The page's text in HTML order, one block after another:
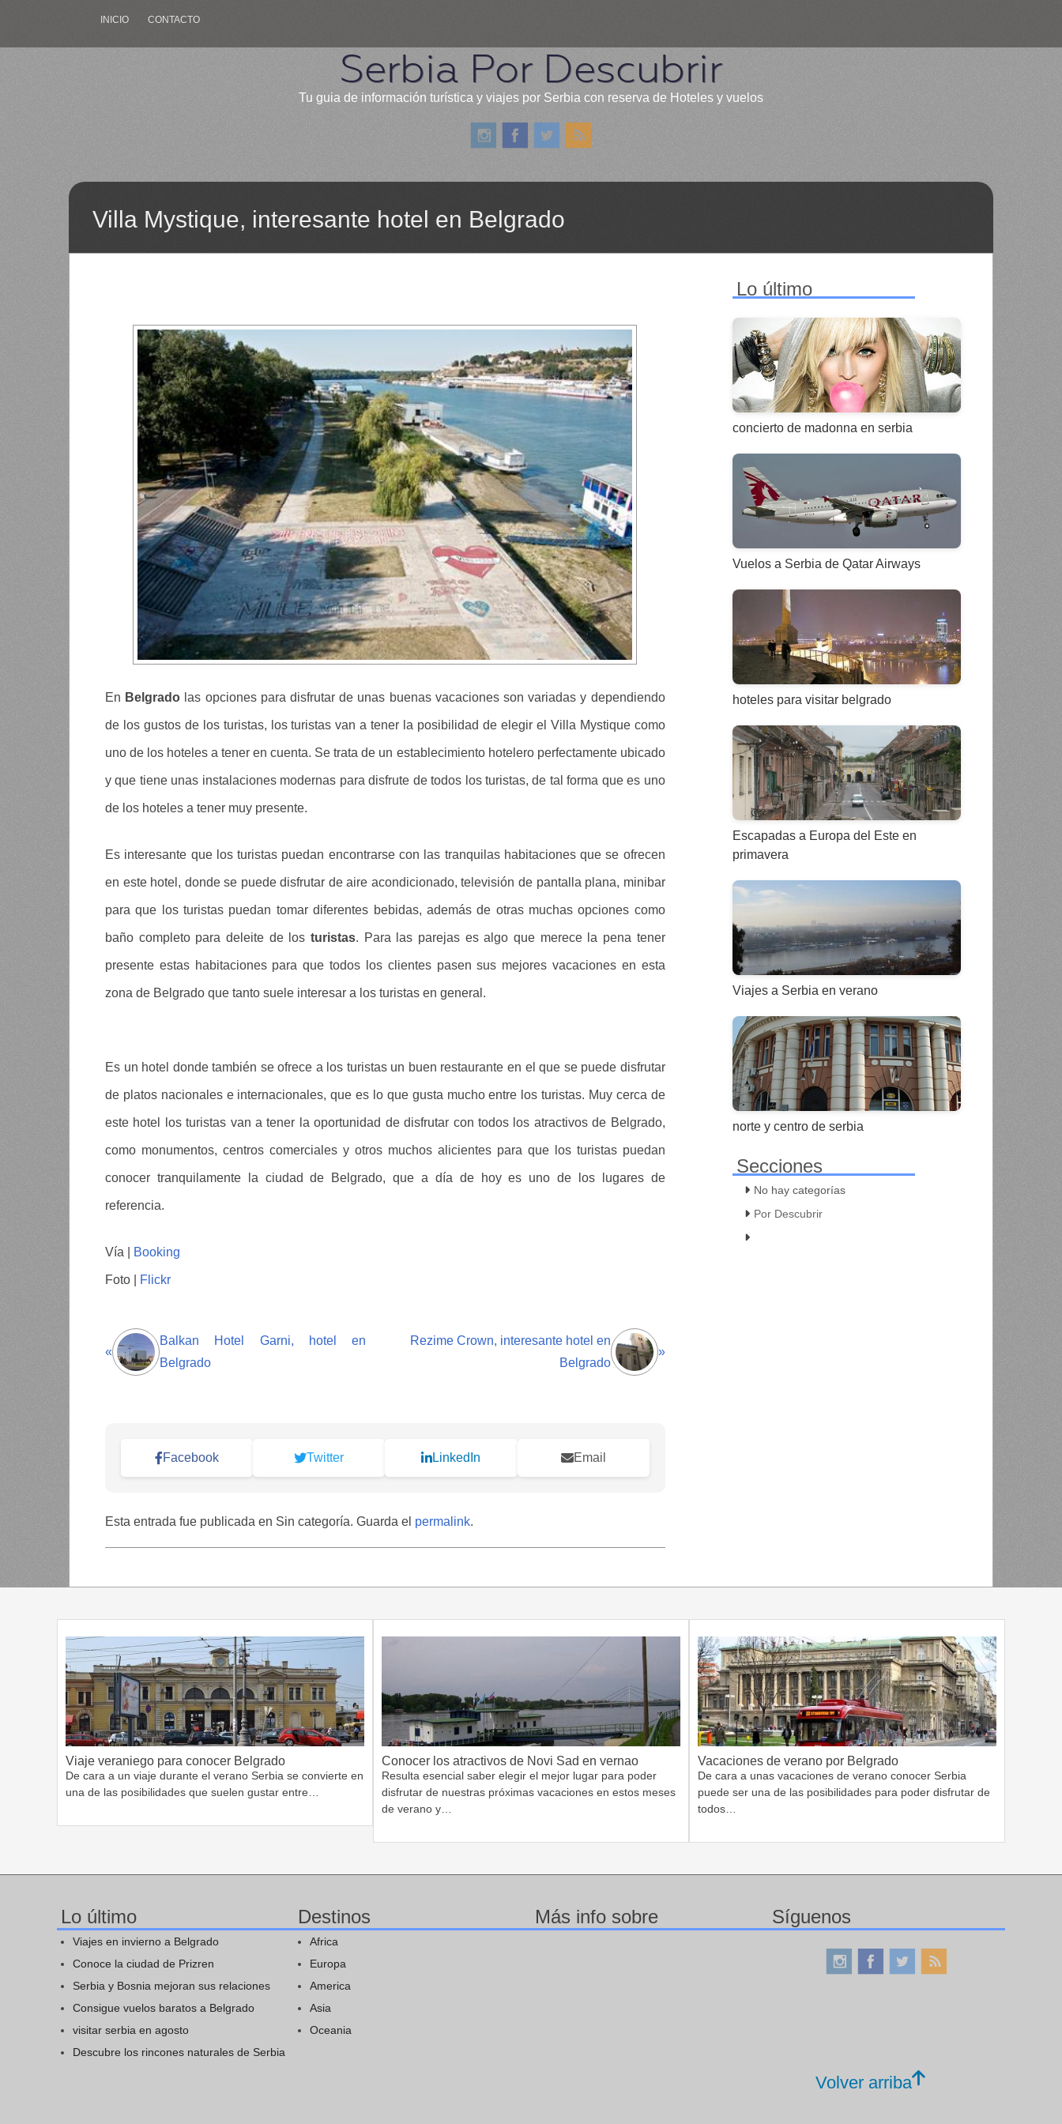
INICIO CONTACTO
Serbia Por Descubrir
Tu guia de información turística y viajes por Serbia con reserva de Hoteles y vuelos
Villa Mystique, interesante hotel en Belgrado
En Belgrado las opciones para disfrutar de unas buenas vacaciones son variadas y dependiendo
de los gustos de los turistas, los turistas van a tener la posibilidad de elegir el Villa Mystique como
uno de los hoteles a tener en cuenta. Se trata de un establecimiento hotelero perfectamente ubicado
y que tiene unas instalaciones modernas para disfrute de todos los turistas, de tal forma que es uno
de los hoteles a tener muy presente.
Es interesante que los turistas puedan encontrarse con las tranquilas habitaciones que se ofrecen
en este hotel, donde se puede disfrutar de aire acondicionado, televisión de pantalla plana, minibar
para que los turistas puedan tomar diferentes bebidas, además de otras muchas opciones como
baño completo para deleite de los turistas. Para las parejas es algo que merece la pena tener
presente estas habitaciones para que todos los clientes pasen sus mejores vacaciones en esta
zona de Belgrado que tanto suele interesar a los turistas en general.
Es un hotel donde también se ofrece a los turistas un buen restaurante en el que se puede disfrutar
de platos nacionales e internacionales, que es lo que gusta mucho entre los turistas. Muy cerca de
este hotel los turistas van a tener la oportunidad de disfrutar con todos los atractivos de Belgrado,
como monumentos, centros comerciales y otros muchos alicientes para que los turistas puedan
conocer tranquilamente la ciudad de Belgrado, que a día de hoy es uno de los lugares de
referencia.
Vía | Booking
Foto | Flickr
«
Balkan Hotel Garni, hotel en
Belgrado
Rezime Crown, interesante hotel en
Belgrado
»
Facebook Twitter LinkedIn Email
Esta entrada fue publicada en Sin categoría. Guarda el permalink.
Lo último
concierto de madonna en serbia
Vuelos a Serbia de Qatar Airways
hoteles para visitar belgrado
Escapadas a Europa del Este en
primavera
Viajes a Serbia en verano
norte y centro de serbia
Secciones
No hay categorías
Por Descubrir
Viaje veraniego para conocer Belgrado
De cara a un viaje durante el verano Serbia se convierte en
una de las posibilidades que suelen gustar entre…
Conocer los atractivos de Novi Sad en vernao
Resulta esencial saber elegir el mejor lugar para poder
disfrutar de nuestras próximas vacaciones en estos meses
de verano y…
Vacaciones de verano por Belgrado
De cara a unas vacaciones de verano conocer Serbia
puede ser una de las posibilidades para poder disfrutar de
todos…
Lo último
Viajes en invierno a Belgrado
Conoce la ciudad de Prizren
Serbia y Bosnia mejoran sus relaciones
Consigue vuelos baratos a Belgrado
visitar serbia en agosto
Descubre los rincones naturales de Serbia
Destinos
Africa
Europa
America
Asia
Oceania
Más info sobre Síguenos
Volver arriba